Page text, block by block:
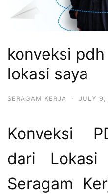
konveksi
lokasi saya
SERAGAM KERJA · JULY 9,
Konveksi
dari Lokasi
Seragam